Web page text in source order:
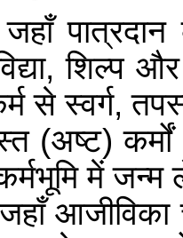
जहाँ
शिल्प
स्वर्ग,
(अष्ट) कर्मों
में